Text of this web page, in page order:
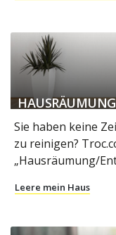
HAUSRÄUMUNG
Sie haben keine
zu reinigen?
„Hausräumung/
Leere mein Haus